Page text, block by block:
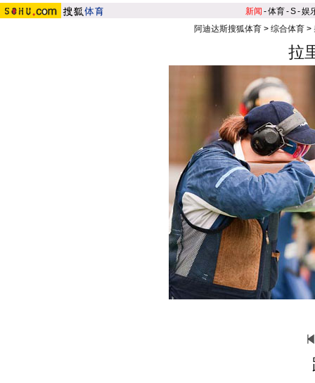
新闻 -体育-S-娱
阿迪达斯搜狐体育> 综合体育>
拉